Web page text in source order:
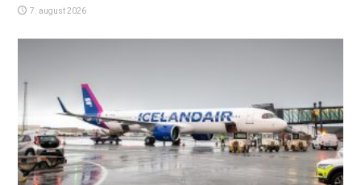
7. august 2026